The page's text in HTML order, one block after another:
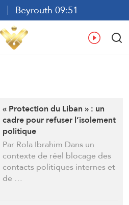
Beyrouth 09:51
ع
« Protection du Liban » : un
cadre pour refuser l’isolement
politique
Par Rola Ibrahim Dans un
contexte de réel blocage des
contacts politiques internes et
de …